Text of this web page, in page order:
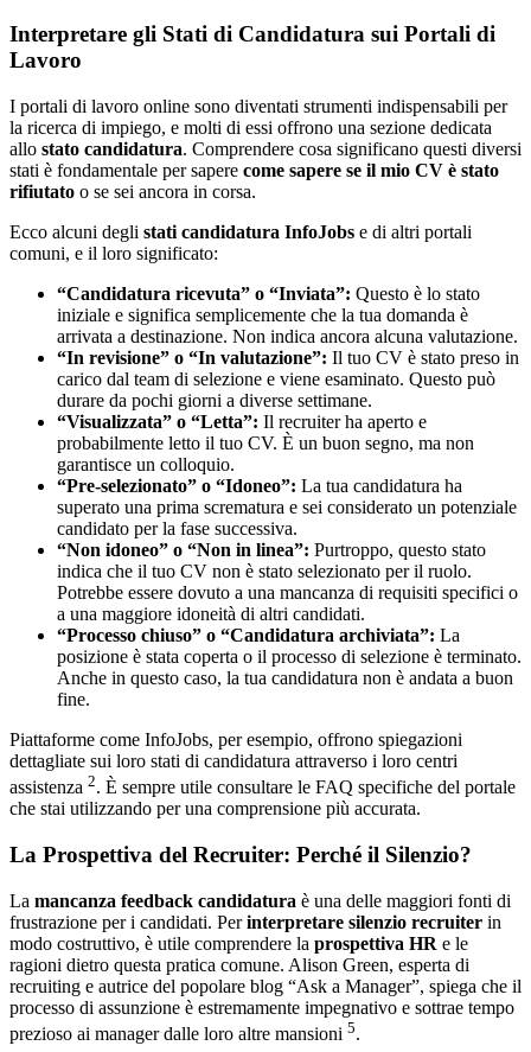
Interpretare gli Stati di Candidatura sui Portali di
Lavoro
I portali di lavoro online sono diventati strumenti indispensabili per
la ricerca di impiego, e molti di essi offrono una sezione dedicata
allo stato candidatura. Comprendere cosa significano questi diversi
stati è fondamentale per sapere come sapere se il mio CV è stato
rifiutato o se sei ancora in corsa.
Ecco alcuni degli stati candidatura InfoJobs e di altri portali
comuni, e il loro significato:
“Candidatura ricevuta” o “Inviata”: Questo è lo stato
iniziale e significa semplicemente che la tua domanda è
arrivata a destinazione. Non indica ancora alcuna valutazione.
“In revisione” o “In valutazione”: Il tuo CV è stato preso in
carico dal team di selezione e viene esaminato. Questo può
durare da pochi giorni a diverse settimane.
“Visualizzata” o “Letta”: Il recruiter ha aperto e
probabilmente letto il tuo CV. È un buon segno, ma non
garantisce un colloquio.
“Pre-selezionato” o “Idoneo”: La tua candidatura ha
superato una prima scrematura e sei considerato un potenziale
candidato per la fase successiva.
“Non idoneo” o “Non in linea”: Purtroppo, questo stato
indica che il tuo CV non è stato selezionato per il ruolo.
Potrebbe essere dovuto a una mancanza di requisiti specifici o
a una maggiore idoneità di altri candidati.
“Processo chiuso” o “Candidatura archiviata”: La
posizione è stata coperta o il processo di selezione è terminato.
Anche in questo caso, la tua candidatura non è andata a buon
fine.
Piattaforme come InfoJobs, per esempio, offrono spiegazioni
dettagliate sui loro stati di candidatura attraverso i loro centri
assistenza 2. È sempre utile consultare le FAQ specifiche del portale
che stai utilizzando per una comprensione più accurata.
La Prospettiva del Recruiter: Perché il Silenzio?
La mancanza feedback candidatura è una delle maggiori fonti di
frustrazione per i candidati. Perinterpretare silenzio recruiter in
modo costruttivo, è utile comprendere la prospettiva HR e le
ragioni dietro questa pratica comune. Alison Green, esperta di
recruiting e autrice del popolare blog “Ask a Manager”, spiega che il
processo di assunzione è estremamente impegnativo e sottrae tempo
prezioso ai manager dalle loro altre mansioni 5.